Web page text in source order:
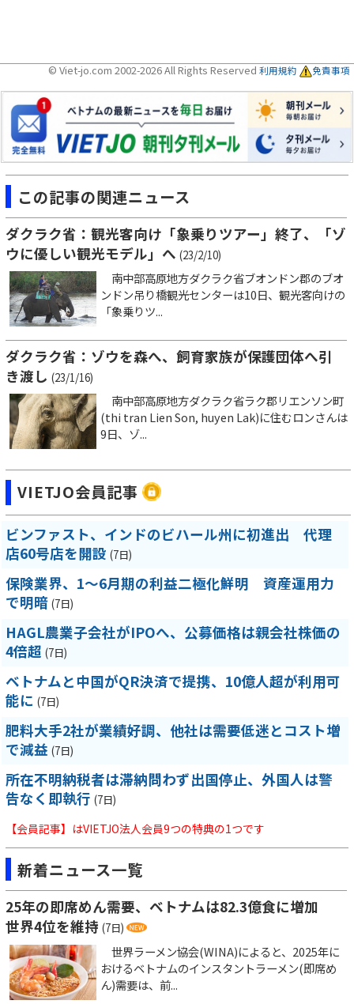
© Viet-jo.com 2002-2026 All Rights Reserved 利用規約 免責事項
この記事の関連ニュース
ダクラク省：観光客向け「象乗りツアー」終了、「ゾ
ウに優しい観光モデル」へ (23/2/10)
南中部高原地方ダクラク省ブオンドン郡のブオ
ンドン吊り橋観光センターは10日、観光客向けの
「象乗りツ...
ダクラク省：ゾウを森へ、飼育家族が保護団体へ引
き渡し (23/1/16)
南中部高原地方ダクラク省ラク郡リエンソン町
(thi tran Lien Son, huyen Lak)に住むロンさんは
9日、ゾ...
VIETJO会員記事
ビンファスト、インドのビハール州に初進出 代理
店60号店を開設 (7日)
保険業界、1～6月期の利益二極化鮮明 資産運用力
で明暗 (7日)
HAGL農業子会社がIPOへ、公募価格は親会社株価の
4倍超 (7日)
ベトナムと中国がQR決済で提携、10億人超が利用可
能に (7日)
肥料大手2社が業績好調、他社は需要低迷とコスト増
で減益 (7日)
所在不明納税者は滞納問わず出国停止、外国人は警
告なく即執行 (7日)
【会員記事】はVIETJO法人会員9つの特典の1つです
新着ニュース一覧
25年の即席めん需要、ベトナムは82.3億食に増加
世界4位を維持 (7日)
世界ラーメン協会(WINA)によると、2025年に
おけるベトナムのインスタントラーメン(即席め
ん)需要は、前...